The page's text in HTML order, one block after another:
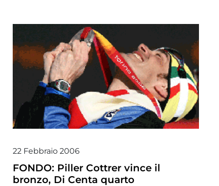
22 Febbraio 2006
FONDO: Piller Cottrer vince il
bronzo, Di Centa quarto